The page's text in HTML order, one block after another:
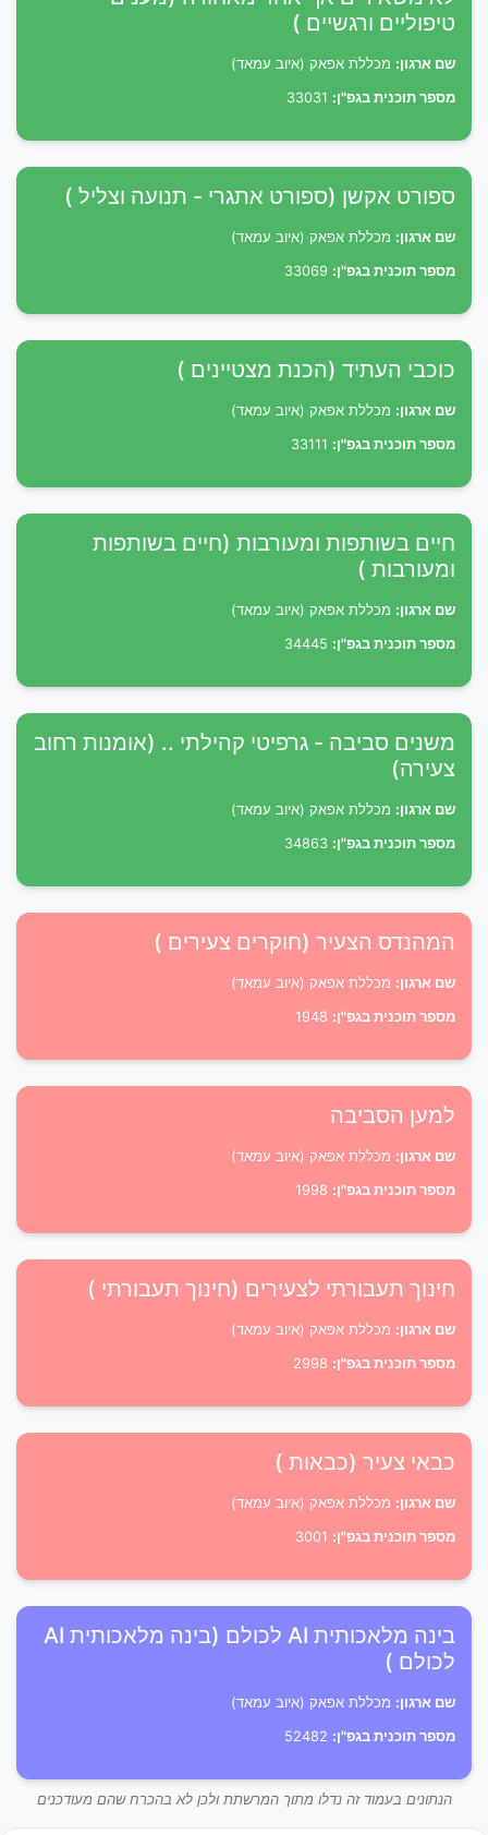
טיפוליים ורגשיים )
שם ארגון: מכללת אפאק (איוב עמאד)
מספר תוכנית בגפ"ן:
ספורט אקשן (ספורט אתגרי - תנועה וצליל )
שם ארגון: מכללת אפאק (איוב עמאד)
מספר תוכנית בגפ"ן:
כוכבי העתיד (הכנת מצטיינים )
שם ארגון: מכללת אפאק (איוב עמאד)
מספר תוכנית בגפ"ן:
חיים בשותפות ומעורבות (חיים בשותפות
ומעורבות )
שם ארגון: מכללת אפאק (איוב עמאד)
מספר תוכנית בגפ"ן:
משנים סביבה - גרפיטי קהילתי .. (אומנות רחוב
צעירה)
שם ארגון: מכללת אפאק (איוב עמאד)
מספר תוכנית בגפ"ן:
המהנדס הצעיר (חוקרים צעירים )
שם ארגון: מכללת אפאק (איוב עמאד)
מספר תוכנית בגפ"ן:
למען הסביבה
שם ארגון: מכללת אפאק (איוב עמאד)
מספר תוכנית בגפ"ן:
חינוך תעבורתי לצעירים (חינוך תעבורתי )
שם ארגון: מכללת אפאק (איוב עמאד)
מספר תוכנית בגפ"ן:
כבאי צעיר (כבאות )
שם ארגון: מכללת אפאק (איוב עמאד)
מספר תוכנית בגפ"ן:
בינה מלאכותית AI לכולם (בינה מלאכותית AI
לכולם )
שם ארגון: מכללת אפאק (איוב עמאד)
מספר תוכנית בגפ"ן:
הנתונים בעמוד זה נדלו מתוך המרשתת ולכן לא בהכרח שהם מעודכנים